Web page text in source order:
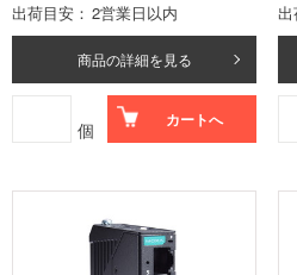
出荷目安
2営業日以内
商品の詳細を見る
個 カートへ